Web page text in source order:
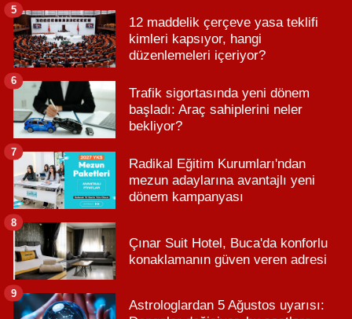
12 maddelik çerçeve yasa teklifi
kimleri kapsıyor, hangi
düzenlemeleri içeriyor?
5
Trafik sigortasında yeni dönem
başladı: Araç sahiplerini neler
bekliyor?
6
Radikal Eğitim Kurumları'ndan
mezun adaylarına avantajlı yeni
dönem kampanyası
7
Çınar Suit Hotel, Buca'da konforlu
konaklamanın güven veren adresi
8
Astrologlardan 5 Ağustos uyarısı:
9